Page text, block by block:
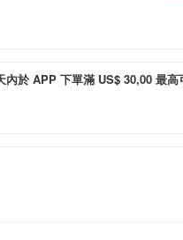
於 APP 下單滿 US$ 30,00 最高